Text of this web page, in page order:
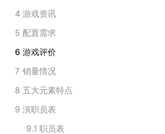
4 游戏资讯
5 配置需求
6 游戏评价
7 销量情况
8 五大元素特点
9 演职员表
9.1 职员表